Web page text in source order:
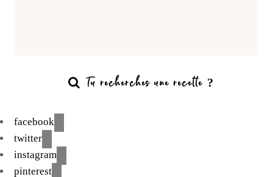
facebook
twitter
instagram
pinterest